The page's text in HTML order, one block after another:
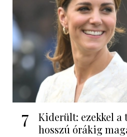
7
Kiderült: ezekkel a
hosszú órákig